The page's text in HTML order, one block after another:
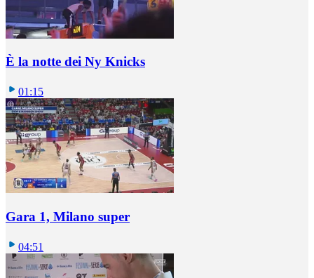
È la notte dei Ny Knicks
01:15
Gara 1, Milano super
04:51